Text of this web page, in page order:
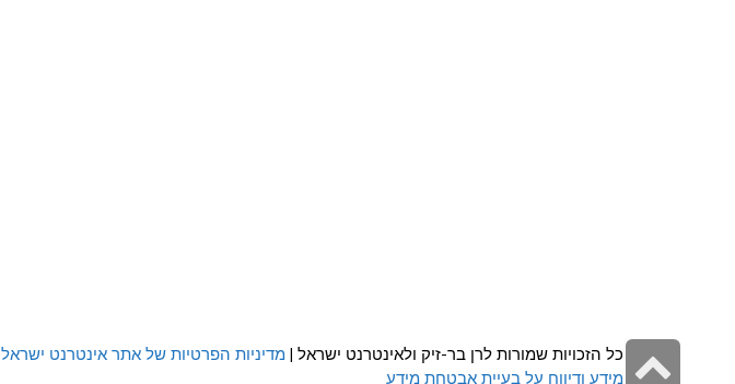
כל הזכויות שמורות לרן בר-זיק ולאינטרנט ישראל | מדיניות הפרטיות של אתר אינטרנט ישראל
מידע ודיווח על בעיית אבטחת מידע
גלילה